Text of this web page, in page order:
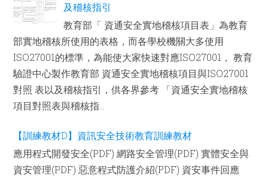
及稽核指引
教育部「 資通安全實地稽核項目表」為教育
部實地稽核所使用的表格，而各學校機關大多使用
ISO27001的標準，為能使大家快速對應ISO27001， 教育
驗證中心製作教育部 資通安全實地稽核項目與ISO27001
對照 表以及稽核指引，供各界參考 「資通安全實地稽核
項目對照表與稽核指...
【訓練教材D】資訊安全技術教育訓練教材
應用程式開發安全(PDF) 網路安全管理(PDF) 實體安全與
資安管理(PDF) 惡意程式防護介紹(PDF) 資安事件回應